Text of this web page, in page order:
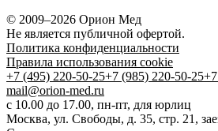
© 2009–2026 Орион Мед
Не является публичной офертой.
Политика конфиденциальности
Правила использования cookie
+7 (495) 220-50-25+7 (985) 220-50-25
mail@orion-med.ru
c 10.00 до 17.00, пн-пт, для юрлиц
Москва, ул. Свободы, д. 35, стр. 21,